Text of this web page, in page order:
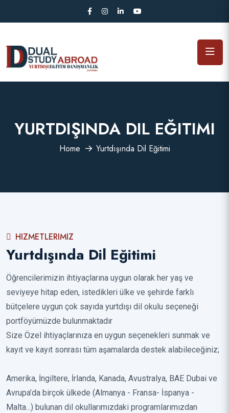
YURTDIŞINDA DIL EĞITIMI
Home Yurtdışında Dil Eğitimi
HIZMETLERIMIZ
Yurtdışında Dil Eğitimi
Öğrencilerimizin ihtiyaçlarına uygun olarak her yaş ve
seviyeye hitap eden, istedikleri ülke ve şehirde farklı
bütçelere uygun çok sayıda yurtdışı dil okulu seçeneği
portföyümüzde bulunmaktadır
Size Özel ihtiyaçlarınıza en uygun seçenekleri sunmak ve
kayıt ve kayıt sonrası tüm aşamalarda destek alabileceğiniz;
Amerika, İngiltere, İrlanda, Kanada, Avustralya, BAE Dubai ve
Avrupa’da birçok ülkede (Almanya - Fransa- İspanya -
Malta...) bulunan dil okullarımızdaki programlarımızdan